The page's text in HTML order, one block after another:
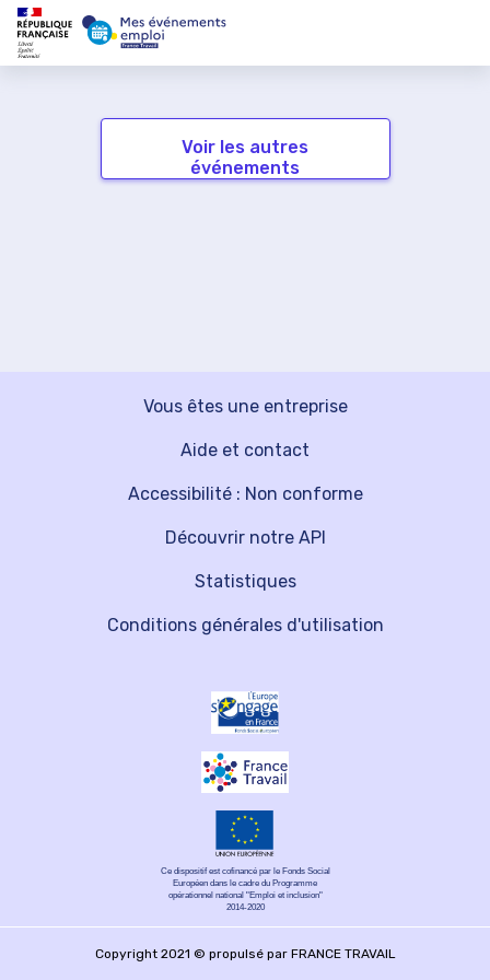
Voir les autres
événements
Vous êtes une entreprise
Découvrir notre API
Aide et contact
Statistiques
Accessibilité : Non conforme
Conditions générales d'utilisation
Ce dispositif est cofinancé par le Fonds Social
Européen dans le cadre du Programme
opérationnel national "Emploi et inclusion"
2014-2020
Copyright 2021 © propulsé par FRANCE TRAVAIL